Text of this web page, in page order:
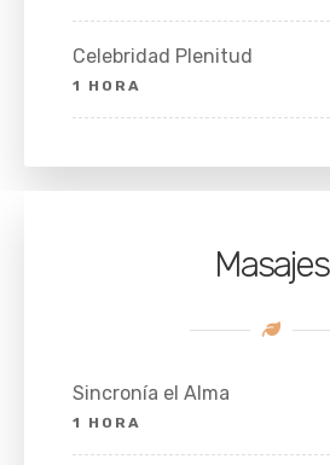
Celebridad Plenitud
1 HORA
Masajes
Sincronía el Alma
1 HORA